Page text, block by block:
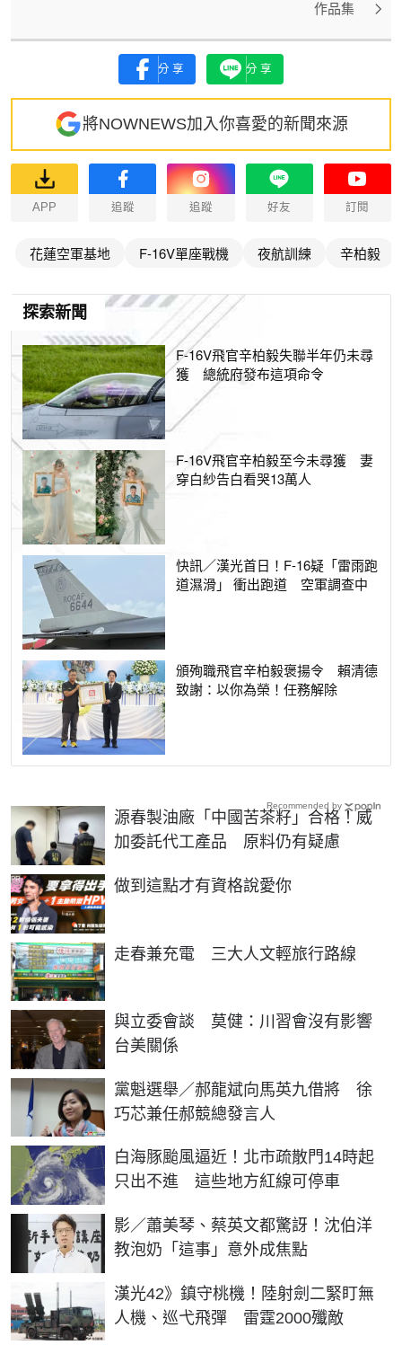
作品集
分享 分享
將NOWNEWS加入你喜愛的新聞來源
APP 追蹤 追蹤 好友 訂閱
花蓮空軍基地 F-16V單座戰機 夜航訓練 辛柏毅
探索新聞
F-16V飛官辛柏毅失聯半年仍未尋
獲 總統府發布這項命令
F-16V飛官辛柏毅至今未尋獲 妻
穿白紗告白看哭13萬人
快訊／漢光首日！F-16疑「雷雨跑
道濕滑」 衝出跑道 空軍調查中
頒殉職飛官辛柏毅褒揚令 賴清德
致謝：以你為榮！任務解除
源春製油廠「中國苦茶籽」合格！威
加委託代工產品 原料仍有疑慮
做到這點才有資格說愛你
PR
走春兼充電 三大人文輕旅行路線
與立委會談 莫健：川習會沒有影響
台美關係
黨魁選舉／郝龍斌向馬英九借將 徐
巧芯兼任郝競總發言人
白海豚颱風逼近！北市疏散門14時起
只出不進 這些地方紅線可停車
影／蕭美琴、蔡英文都驚訝！沈伯洋
教泡奶「這事」意外成焦點
漢光42》鎮守桃機！陸射劍二緊盯無
人機、巡弋飛彈 雷霆2000殲敵
Recommended by